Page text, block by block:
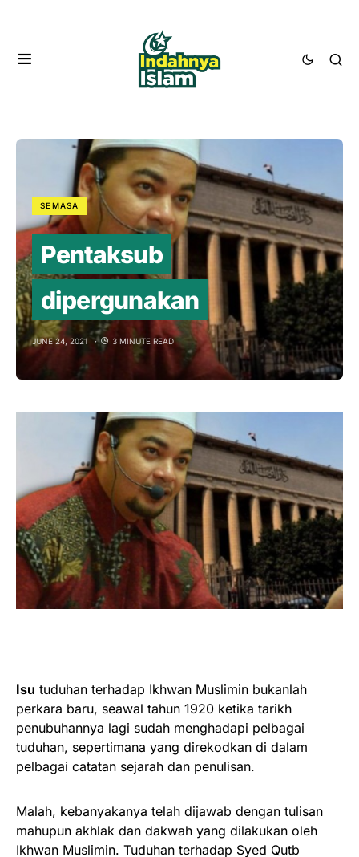
SEMASA
Pentaksub
dipergunakan
JUNE 24, 2021 3 MINUTE READ
Isu tuduhan terhadap Ikhwan Muslimin bukanlah
perkara baru, seawal tahun 1920 ketika tarikh
penubuhannya lagi sudah menghadapi pelbagai
tuduhan, sepertimana yang direkodkan di dalam
pelbagai catatan sejarah dan penulisan.
Malah, kebanyakanya telah dijawab dengan tulisan
mahupun akhlak dan dakwah yang dilakukan oleh
Ikhwan Muslimin. Tuduhan terhadap Syed Qutb